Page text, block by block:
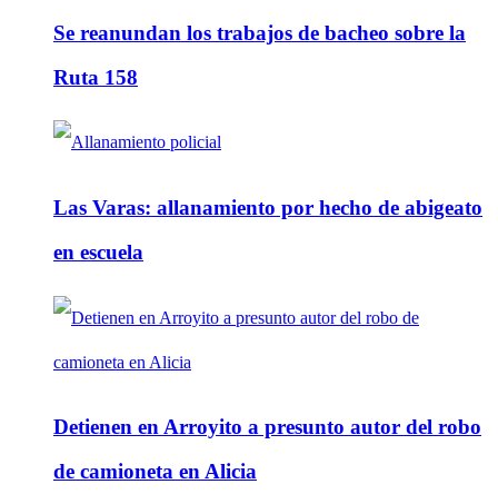
Se reanundan los trabajos de bacheo sobre la
Ruta 158
Las Varas: allanamiento por hecho de abigeato
en escuela
Detienen en Arroyito a presunto autor del robo
de camioneta en Alicia